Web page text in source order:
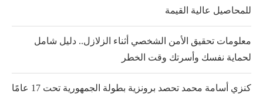
للمحاصيل عالية القيمة
معلومات تحقيق الأمن الشخصي أثناء الزلازل.. دليل شامل
لحماية نفسك وأسرتك وقت الخطر
كنزي أسامة محمد تحصد برونزية بطولة الجمهورية تحت 17 عامًا